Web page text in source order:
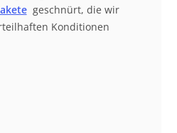
geschnürt, die wir
Konditionen